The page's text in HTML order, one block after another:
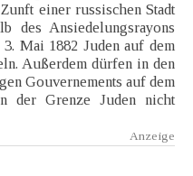
einer russischen Stadt
des Ansiedelungsrayons
Mai 1882 Juden auf dem
Außerdem dürfen in den
Gouvernements auf dem
der Grenze Juden nicht